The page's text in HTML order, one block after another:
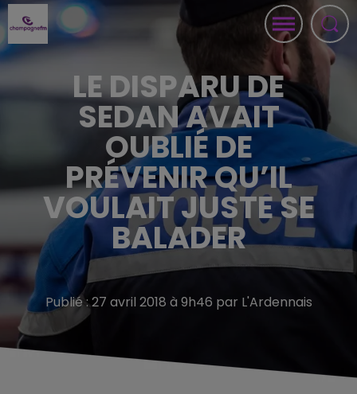
LE DISPARU DE
SEDAN AVAIT
OUBLIÉ DE
PRÉVENIR QU’IL
VOULAIT JUSTE SE
BALADER
Publié : 27 avril 2018 à 9h46 par L'Ardennais